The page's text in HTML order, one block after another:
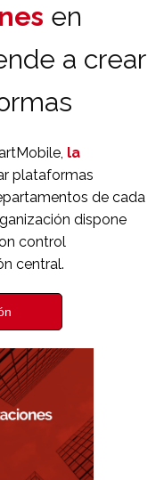
en
a crear
la
plataformas
de cada
dispone
control
central.